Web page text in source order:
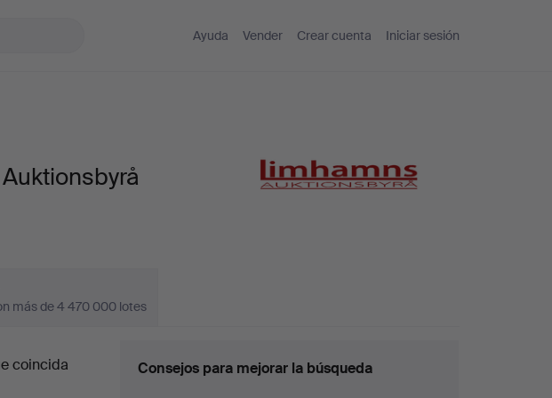
Ayuda Vender Crear cuenta Iniciar sesión
más de 4 470 000 lotes
coincida
Consejos para mejorar la búsqueda